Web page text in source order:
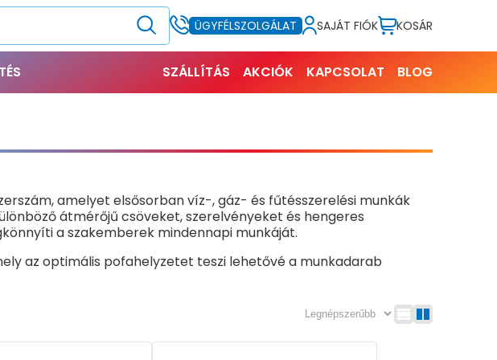
ÜGYFÉLSZOLGÁLAT SAJÁT FIÓK KOSÁR
SZÁLLÍTÁS AKCIÓK KAPCSOLAT
BLOG
amelyet elsősorban víz-, gáz- és fűtésszerelési munkák
átmérőjű csöveket, szerelvényeket és hengeres
a szakemberek mindennapi munkáját.
az optimális pofahelyzetet teszi lehetővé a munkadarab
általában 7-10 pozícióban rögzíthető. A recézett, rombusz alakú
is.
rugalmasságot és ütésállóságot biztosít. Felületük gyakran
és hosszabb élettartamot garantáljanak. A markolatok
biztonságos fogást nyújt, hanem a csúszásmentességet